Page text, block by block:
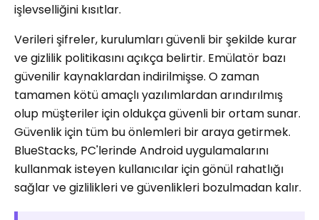
işlevselliğini kısıtlar.
Verileri şifreler, kurulumları güvenli bir şekilde kurar
ve gizlilik politikasını açıkça belirtir. Emülatör bazı
güvenilir kaynaklardan indirilmişse. O zaman
tamamen kötü amaçlı yazılımlardan arındırılmış
olup müşteriler için oldukça güvenli bir ortam sunar.
Güvenlik için tüm bu önlemleri bir araya getirmek.
BlueStacks, PC'lerinde Android uygulamalarını
kullanmak isteyen kullanıcılar için gönül rahatlığı
sağlar ve gizlilikleri ve güvenlikleri bozulmadan kalır.